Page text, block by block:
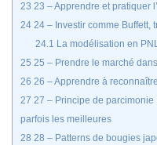
23 23 – Apprendre et pratiquer
24 24 – Investir comme Buffett,
24.1 La modélisation en
25 25 – Prendre le marché
26 26 – Apprendre à
27 27 – Principe de
parfois les meilleures
28 28 – Patterns de bougies